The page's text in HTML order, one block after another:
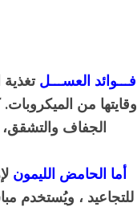
فـــوائد العســـل
وقايتها من
الجفاف
أما الحامض الليمون
للتجاعيد ، ويُستخدم